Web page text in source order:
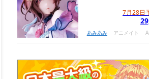
7月28日
あみあみ アニメイト